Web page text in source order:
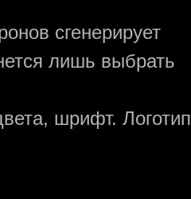
сгенерирует
лишь выбрать
шрифт. Логотип